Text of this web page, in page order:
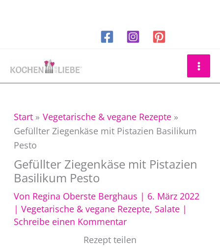
Start
Vegetarische & vegane Rezepte
Gefüllter Ziegenkäse mit Pistazien Basilikum
Pesto
Gefüllter Ziegenkäse mit Pistazien
Basilikum Pesto
Von Regina Oberste Berghaus | 6. März 2022
| Vegetarische & vegane Rezepte, Salate|
Schreibe einen Kommentar
Rezept teilen